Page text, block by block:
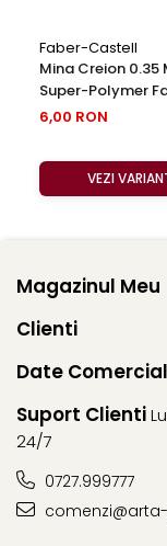
Faber-Castell
Mina Creion 0.35
Super-Polymer
Castell
6,00 RON
VEZI
Magazinul Meu
Clienti
Date
Suport Clienti
24/7
0727.999777